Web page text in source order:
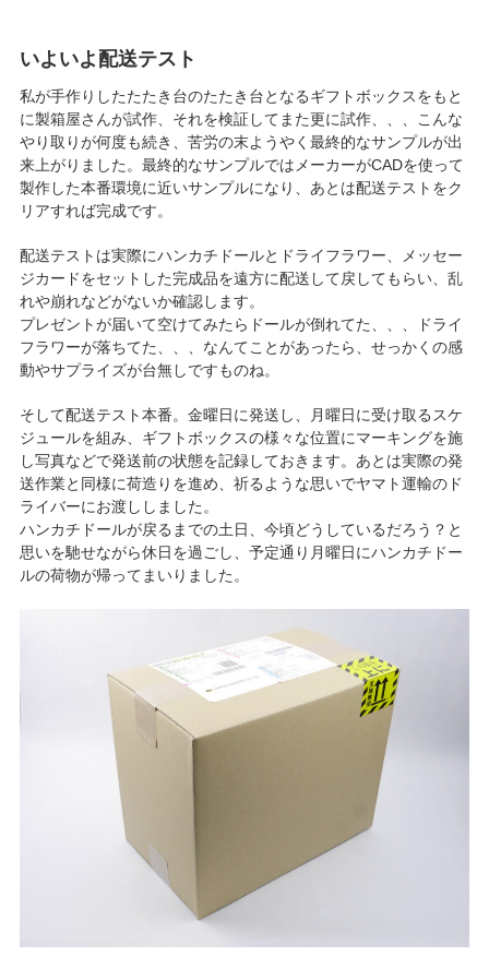
いよいよ配送テスト
私が手作りしたたたき台のたたき台となるギフトボックスをもと
に製箱屋さんが試作、それを検証してまた更に試作、、、こんな
やり取りが何度も続き、苦労の末ようやく最終的なサンプルが出
来上がりました。最終的なサンプルではメーカーがCADを使って
製作した本番環境に近いサンプルになり、あとは配送テストをク
リアすれば完成です。
配送テストは実際にハンカチドールとドライフラワー、メッセー
ジカードをセットした完成品を遠方に配送して戻してもらい、乱
れや崩れなどがないか確認します。
プレゼントが届いて空けてみたらドールが倒れてた、、、ドライ
フラワーが落ちてた、、、なんてことがあったら、せっかくの感
動やサプライズが台無しですものね。
そして配送テスト本番。金曜日に発送し、月曜日に受け取るスケ
ジュールを組み、ギフトボックスの様々な位置にマーキングを施
し写真などで発送前の状態を記録しておきます。あとは実際の発
送作業と同様に荷造りを進め、祈るような思いでヤマト運輸のド
ライバーにお渡ししました。
ハンカチドールが戻るまでの土日、今頃どうしているだろう？と
思いを馳せながら休日を過ごし、予定通り月曜日にハンカチドー
ルの荷物が帰ってまいりました。